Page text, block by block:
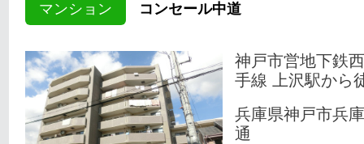
マンション コンセール中道
神戸市営地下鉄
手線 上沢駅から
兵庫県神戸市兵
通